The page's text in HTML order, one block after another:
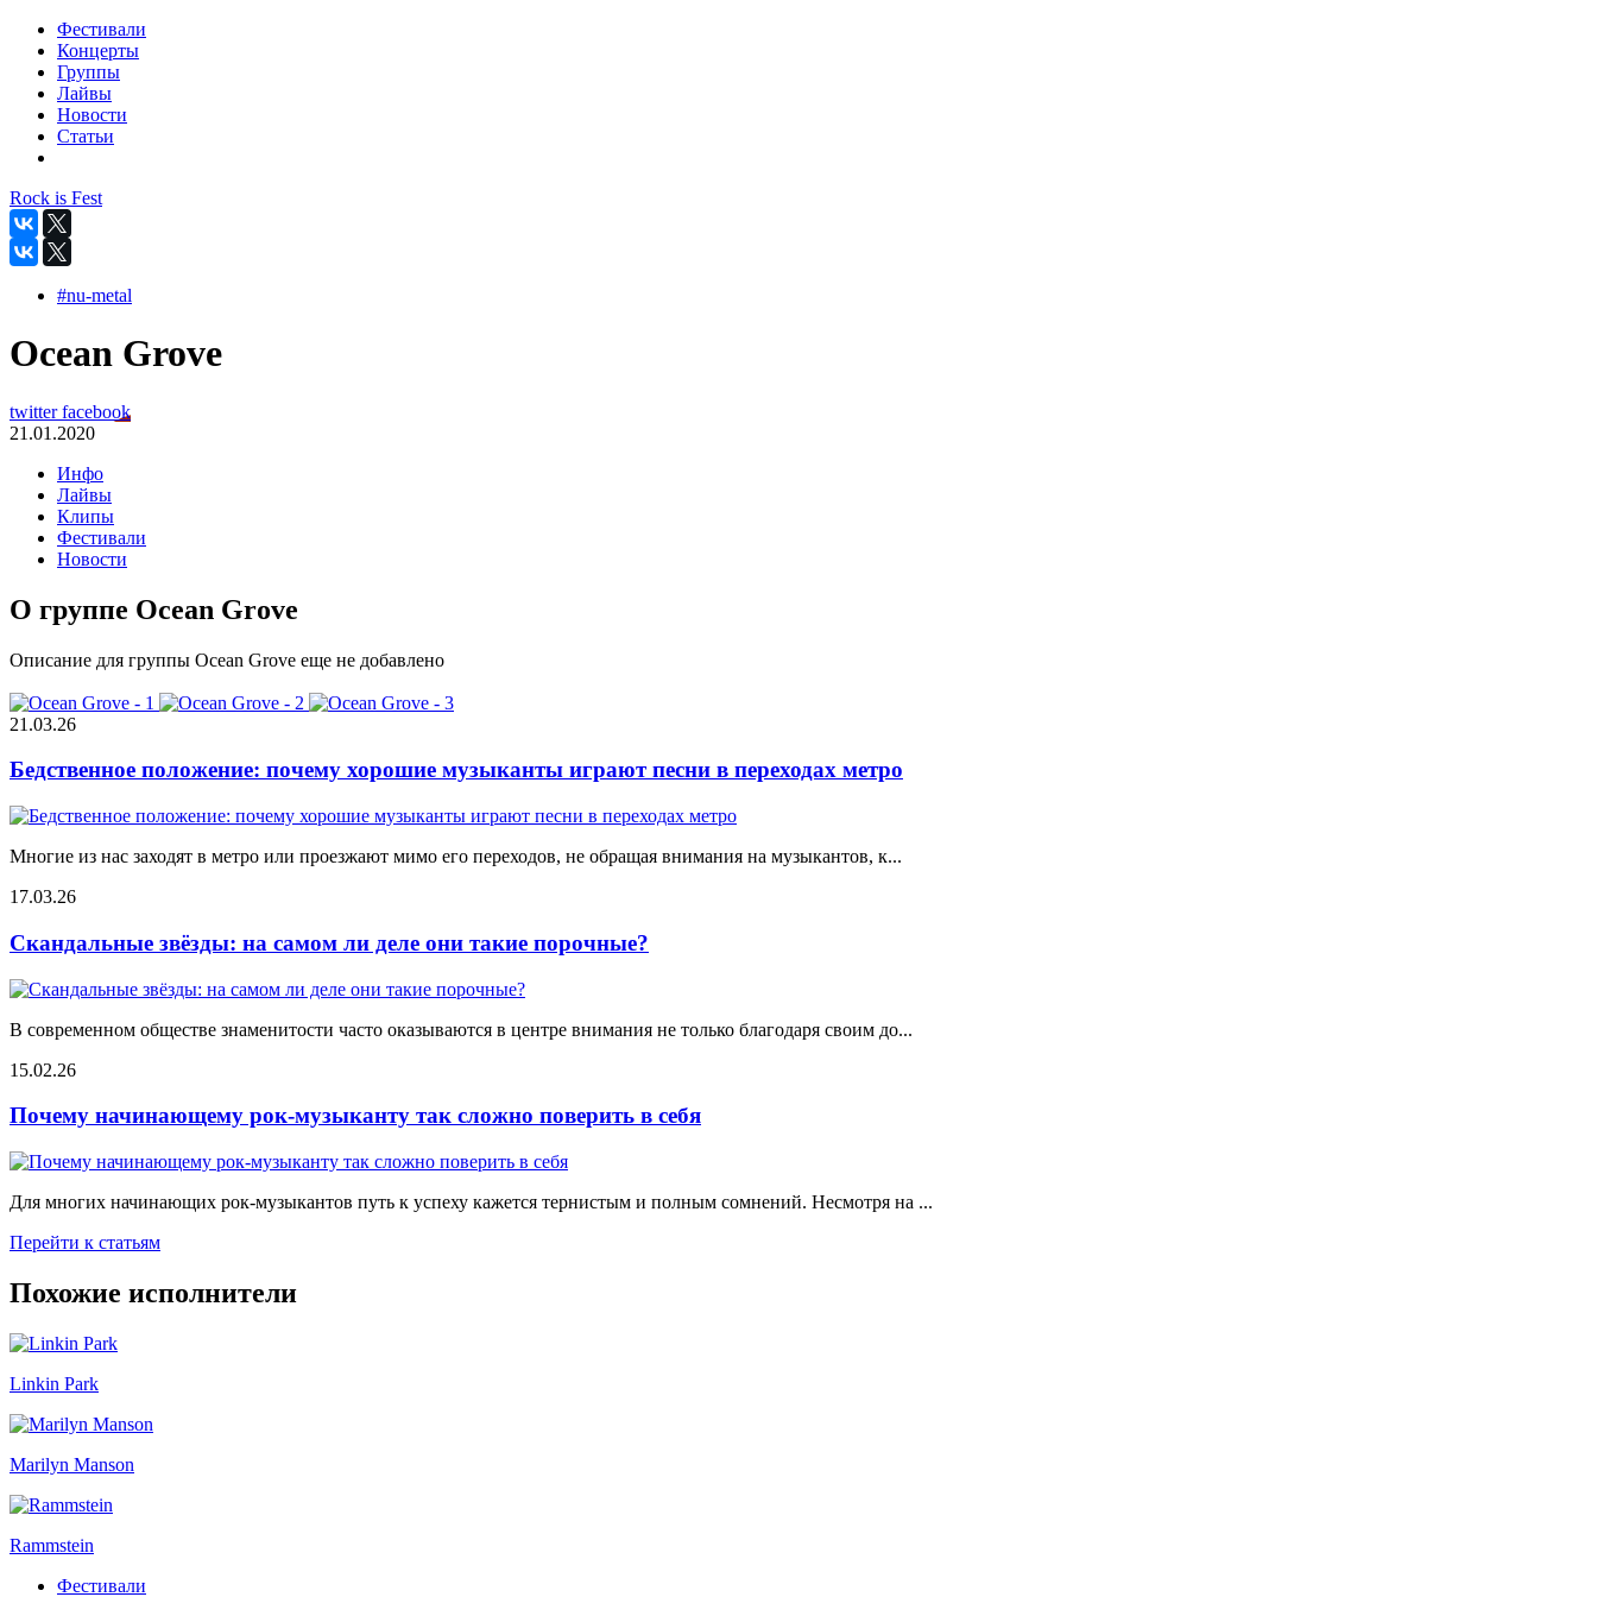
Фестивали
Концерты
Группы
Лайвы
Новости
Статьи
Rock is Fest
#nu-metal
Ocean Grove
twitterfacebook
21.01.2020
Инфо
Лайвы
Клипы
Фестивали
Новости
О группе Ocean Grove
Описание для группы Ocean Grove еще не добавлено
21.03.26
Бедственное положение: почему хорошие музыканты играют песни в переходах метро
Многие из нас заходят в метро или проезжают мимо его переходов, не обращая внимания на музыкантов, к...
17.03.26
Скандальные звёзды: на самом ли деле они такие порочные?
В современном обществе знаменитости часто оказываются в центре внимания не только благодаря своим до...
15.02.26
Почему начинающему рок-музыканту так сложно поверить в себя
Для многих начинающих рок-музыкантов путь к успеху кажется тернистым и полным сомнений. Несмотря на ...
Перейти к статьям
Похожие исполнители
Linkin Park
Marilyn Manson
Rammstein
Фестивали